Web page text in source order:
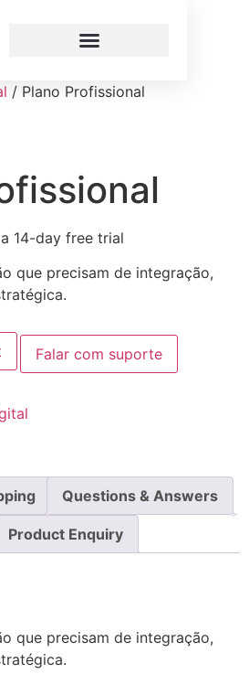
/ Plano Profissional
14-day free trial
que precisam de integração,
Falar com suporte
Questions & Answers
Product Enquiry
que precisam de integração,